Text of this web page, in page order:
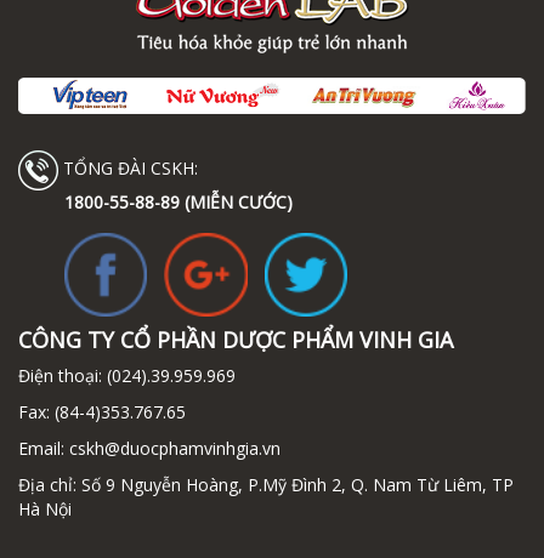
TỔNG ĐÀI CSKH:
1800-55-88-89 (MIỄN CƯỚC)
CÔNG TY CỔ PHẦN DƯỢC PHẨM VINH GIA
Điện thoại: (024).39.959.969
Fax: (84-4)353.767.65
Email: cskh@duocphamvinhgia.vn
Địa chỉ: Số 9 Nguyễn Hoàng, P.Mỹ Đình 2, Q. Nam Từ Liêm, TP
Hà Nội